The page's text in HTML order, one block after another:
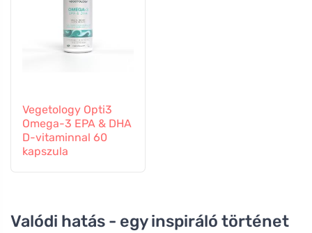
Vegetology Opti3
Omega-3 EPA & DHA
D-vitaminnal 60
kapszula
Valódi hatás - egy inspiráló történet